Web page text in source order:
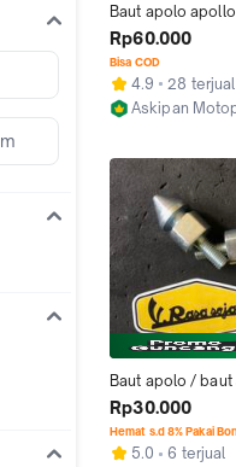
Baut apolo
jok panjang
largeframe
panjang yankee
effe drat 11 M7
12 M8 px vespa
grosir eceran
Rp60.000
Bisa COD
4.9
28 terjual
Askipan
Baut apolo /
kaitan jok drat 12
sprin super pts
Rp30.000
Hemat s.d 8% Pakai
5.0
6 terjual